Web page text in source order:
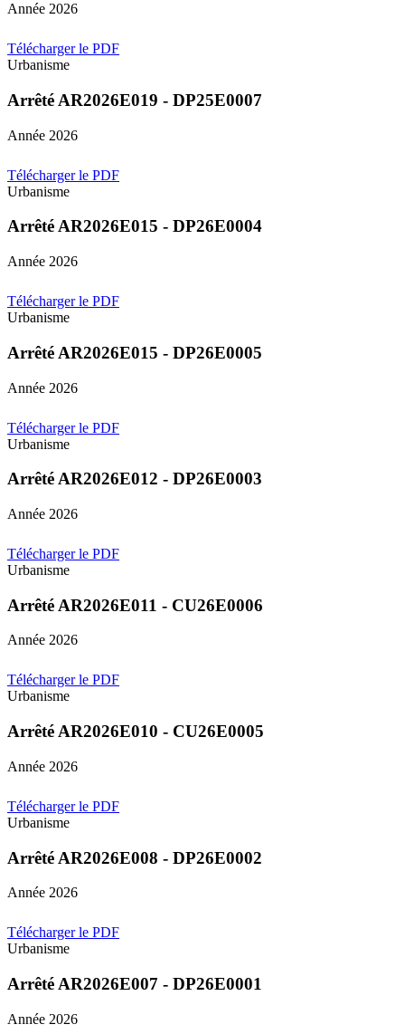
Année 2026
Télécharger le PDF
Urbanisme
Arrêté AR2026E019 - DP25E0007
Année 2026
Télécharger le PDF
Urbanisme
Arrêté AR2026E015 - DP26E0004
Année 2026
Télécharger le PDF
Urbanisme
Arrêté AR2026E015 - DP26E0005
Année 2026
Télécharger le PDF
Urbanisme
Arrêté AR2026E012 - DP26E0003
Année 2026
Télécharger le PDF
Urbanisme
Arrêté AR2026E011 - CU26E0006
Année 2026
Télécharger le PDF
Urbanisme
Arrêté AR2026E010 - CU26E0005
Année 2026
Télécharger le PDF
Urbanisme
Arrêté AR2026E008 - DP26E0002
Année 2026
Télécharger le PDF
Urbanisme
Arrêté AR2026E007 - DP26E0001
Année 2026